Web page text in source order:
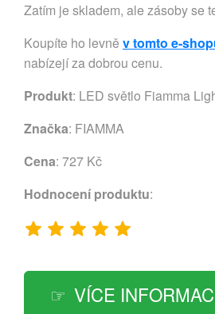
Zatím je skladem, ale zásoby se
Koupíte ho levně v tomto e-
nabízejí za dobrou cenu.
Produkt: LED světlo Fiamma
Značka: FIAMMA
Cena: 727 Kč
Hodnocení produktu:
VÍCE